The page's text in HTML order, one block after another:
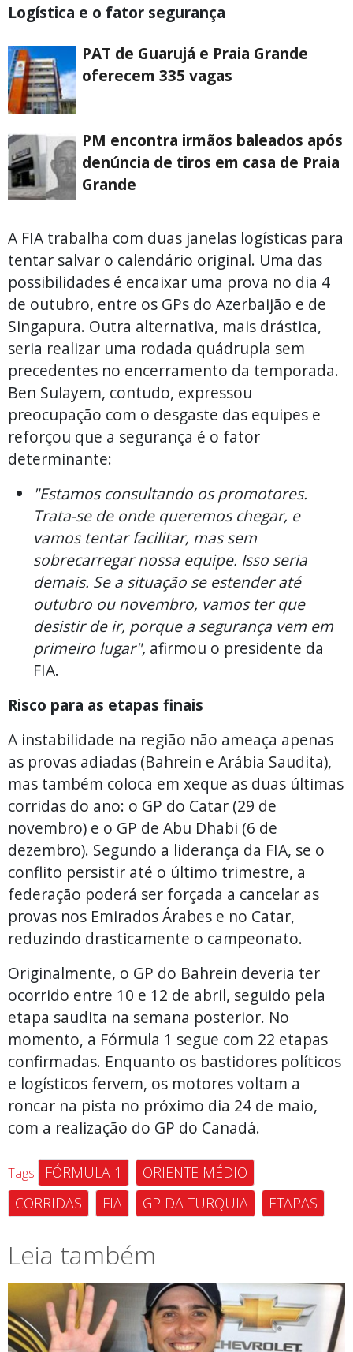
Logística e o fator segurança
PAT de Guarujá e Praia Grande
oferecem 335 vagas
PM encontra irmãos baleados após
denúncia de tiros em casa de Praia
Grande
A FIA trabalha com duas janelas logísticas para
tentar salvar o calendário original. Uma das
possibilidades é encaixar uma prova no dia 4
de outubro, entre os GPs do Azerbaijão e de
Singapura. Outra alternativa, mais drástica,
seria realizar uma rodada quádrupla sem
precedentes no encerramento da temporada.
Ben Sulayem, contudo, expressou
preocupação com o desgaste das equipes e
reforçou que a segurança é o fator
determinante:
"Estamos consultando os promotores.
Trata-se de onde queremos chegar, e
vamos tentar facilitar, mas sem
sobrecarregar nossa equipe. Isso seria
demais. Se a situação se estender até
outubro ou novembro, vamos ter que
desistir de ir, porque a segurança vem em
primeiro lugar", afirmou o presidente da
FIA.
Risco para as etapas finais
A instabilidade na região não ameaça apenas
as provas adiadas (Bahrein e Arábia Saudita),
mas também coloca em xeque as duas últimas
corridas do ano: o GP do Catar (29 de
novembro) e o GP de Abu Dhabi (6 de
dezembro). Segundo a liderança da FIA, se o
conflito persistir até o último trimestre, a
federação poderá ser forçada a cancelar as
provas nos Emirados Árabes e no Catar,
reduzindo drasticamente o campeonato.
Originalmente, o GP do Bahrein deveria ter
ocorrido entre 10 e 12 de abril, seguido pela
etapa saudita na semana posterior. No
momento, a Fórmula 1 segue com 22 etapas
confirmadas. Enquanto os bastidores políticos
e logísticos fervem, os motores voltam a
roncar na pista no próximo dia 24 de maio,
com a realização do GP do Canadá.
Tags FÓRMULA 1
ORIENTE MÉDIO
CORRIDAS
FIA GP DA TURQUIA ETAPAS
Leia também